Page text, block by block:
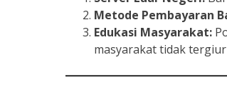
Metode Pembayaran
Edukasi Masyarakat:
masyarakat tidak